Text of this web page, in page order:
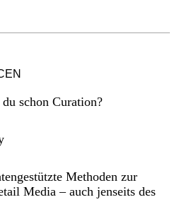
schon Curation?
Methoden zur
Media – auch jenseits des